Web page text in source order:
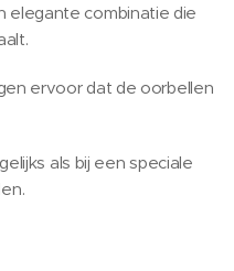
elegante combinatie die
ervoor dat de oorbellen
als bij een speciale